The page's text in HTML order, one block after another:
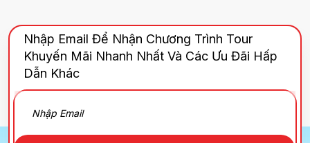
Nhập Email Để Nhận Chương Trình Tour
Khuyến Mãi Nhanh Nhất Và Các Ưu Đãi Hấp
Dẫn Khác